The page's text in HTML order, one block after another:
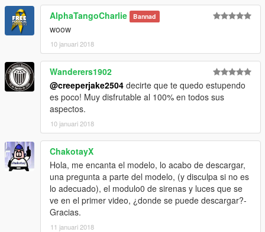
AlphaTangoCharlie Bannad
woow
10 januari 2018
Wanderers1902
@creeperjake2504 decirte que te quedo estupendo
es poco! Muy disfrutable al 100% en todos sus
aspectos.
10 januari 2018
ChakotayX
Hola, me encanta el modelo, lo acabo de descargar,
una pregunta a parte del modelo, (y disculpa si no es
lo adecuado), el modulo0 de sirenas y luces que se
ve en el primer video, ¿donde se puede descargar?-
Gracias.
11 januari 2018